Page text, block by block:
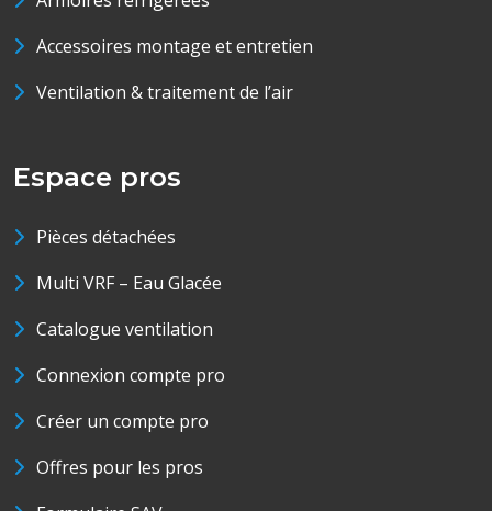
Accessoires montage et entretien
Ventilation & traitement de l’air
Espace pros
Pièces détachées
Multi VRF – Eau Glacée
Catalogue ventilation
Connexion compte pro
Créer un compte pro
Offres pour les pros